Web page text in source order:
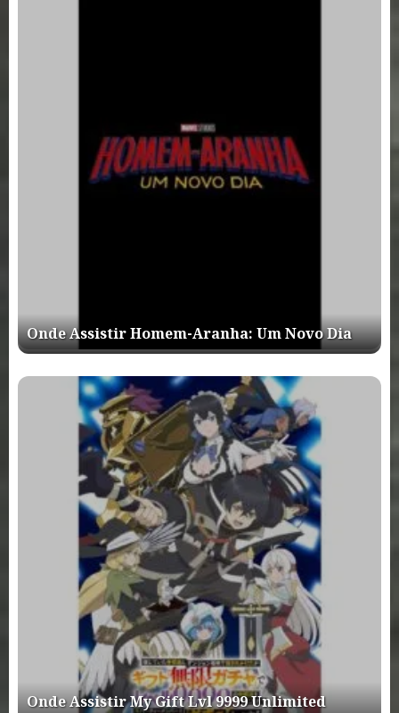
Onde Assistir Homem-Aranha: Um Novo Dia
Onde Assistir My Gift Lvl 9999 Unlimited